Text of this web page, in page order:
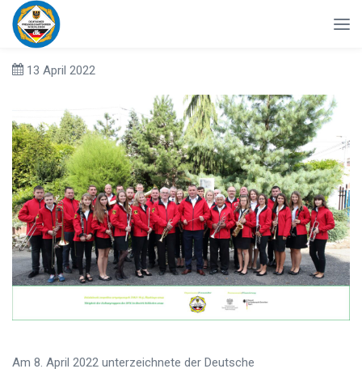
13 April 2022
Am 8. April 2022 unterzeichnete der Deutsche